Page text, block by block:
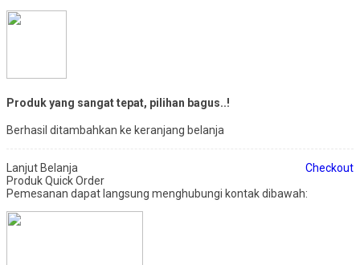
Produk yang sangat tepat, pilihan bagus..!
Berhasil ditambahkan ke keranjang belanja
Lanjut Belanja
Checkout
Produk Quick Order
Pemesanan dapat langsung menghubungi kontak dibawah: